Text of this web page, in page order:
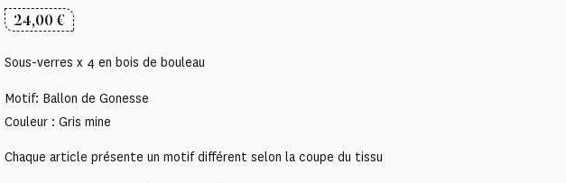
24,00€
Sous-verres x 4 en bois de bouleau
Motif: Ballon de Gonesse
Couleur : Gris mine
Chaque article présente un motif différent selon la coupe du tissu